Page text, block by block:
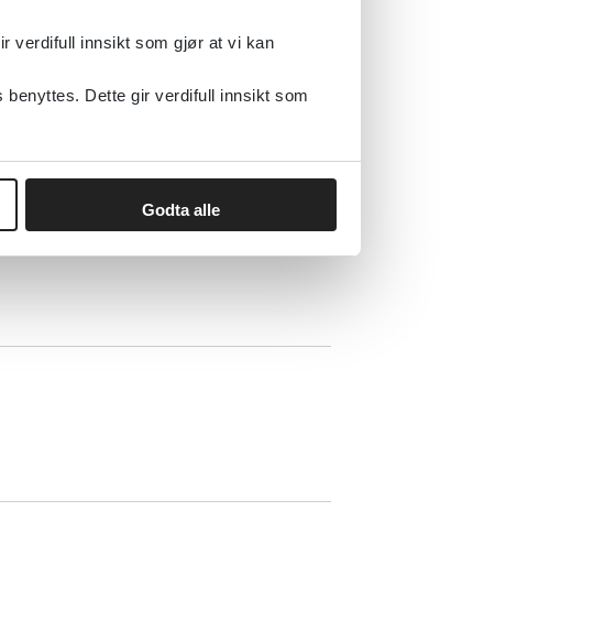
verdifull innsikt som gjør at vi kan
Dette gir verdifull innsikt som
Godta alle